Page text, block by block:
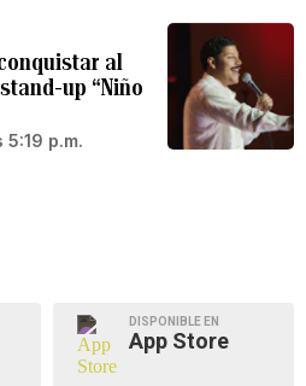
al
up “Niño
p.m.
DISPONIBLE EN
App Store